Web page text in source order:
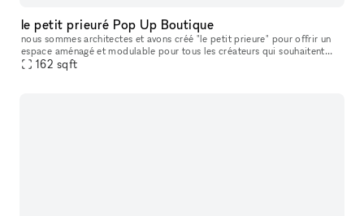
le petit prieuré Pop Up Boutique
nous sommes architectes et avons créé "le petit prieure" pour offrir un
espace aménagé et modulable pour tous les créateurs qui souhaitent
présenter leur travaux ( designers, artistes, céramistes, ph
162 sqft